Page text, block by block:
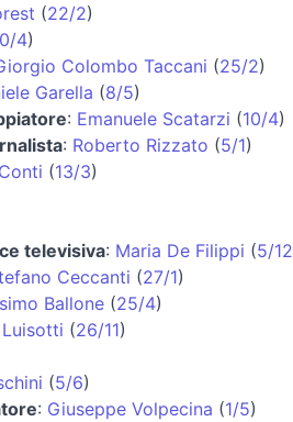
(22/2)
4)
Colombo Taccani (25/2)
Garella (8/5)
: Emanuele Scatarzi (10/4)
: Roberto Rizzato (5/1)
(13/3)
televisiva: Maria De Filippi (5/12
Ceccanti (27/1)
Ballone(25/4)
(26/11)
(5/6)
: Giuseppe Volpecina (1/5)